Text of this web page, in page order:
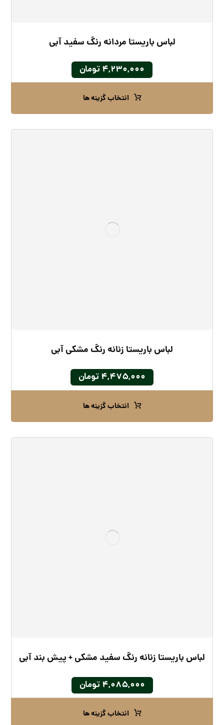
لباس باریستا مردانه رنگ سفید آبی
۴,۲۳۰,۰۰۰تومان
انتخاب گزینه ها
لباس باریستا زنانه رنگ مشکی آبی
۴,۴۷۵,۰۰۰تومان
انتخاب گزینه ها
لباس باریستا زنانه رنگ سفید مشکی + پیش بند آبی
۴,۰۸۵,۰۰۰ تومان
انتخاب گزینه ها